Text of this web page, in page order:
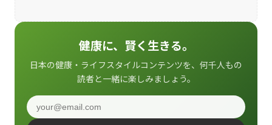
健康に、賢く生きる。
日本の健康・ライフスタイルコンテンツを、何千人もの
読者と一緒に楽しみましょう。